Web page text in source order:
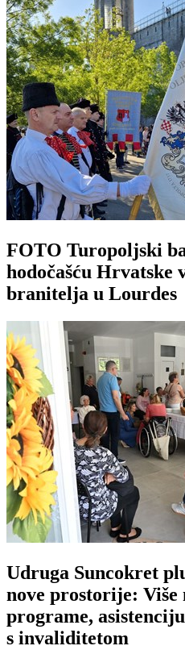
FOTO Turopoljski
hodočašću Hrvatske
branitelja u Lourdes
Udruga Suncokret
nove prostorije: Više
programe,
s invaliditetom